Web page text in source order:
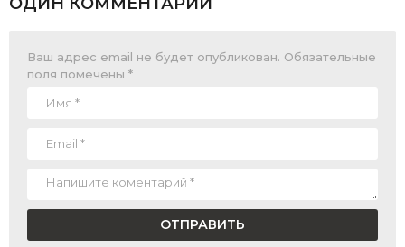
Ваш адрес email не будет опубликован. Обязательные
поля помечены *